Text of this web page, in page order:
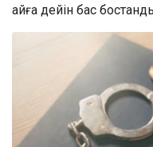
айға дейін бас